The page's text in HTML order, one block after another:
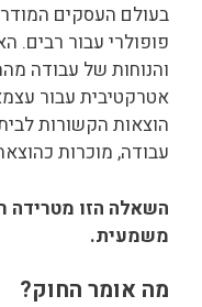
בעולם העסקים
פופולרי עבור רבים.
והנוחות של עבודה
אטרקטיבית עבור
הוצאות הקשורות
עבודה, מוכרות
השאלה הזו מטרידה
משמעית.
מה אומר החוק?